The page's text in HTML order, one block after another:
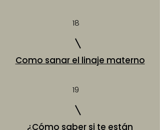
18
Como sanar el linaje materno
19
¿Cómo saber si te están